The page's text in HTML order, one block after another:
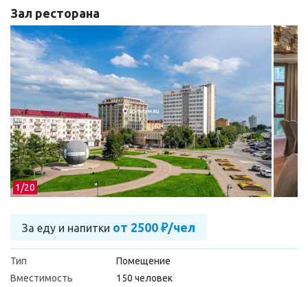
1/20
Зал ресторана
За еду и напитки от 2500 ₽/чел
Тип
Помещение
Вместимость
150 человек